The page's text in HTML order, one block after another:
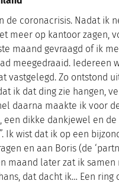
coronacrisis. Nadat ik
meer op kantoor zagen,
maand gevraagd of ik
meegedraaid.
vastgelegd. Zo ontstond
ik dat ding zie hangen,
daarna maakte ik voor
dikke dankjewel en de
Ik wist dat ik op een
en aan Boris (de
maand later zat ik
dat dacht ik… Een